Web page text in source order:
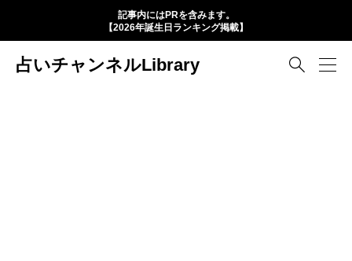
記事内にはPRを含みます。
【2026年誕生日ランキング掲載】
占いチャンネルLibrary 